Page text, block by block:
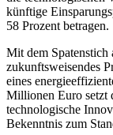
künftige
58 Prozent betragen.
Mit dem Spatenstich
zukunftsweisendes
eines
Millionen Euro setzt
technologische
Bekenntnis zum